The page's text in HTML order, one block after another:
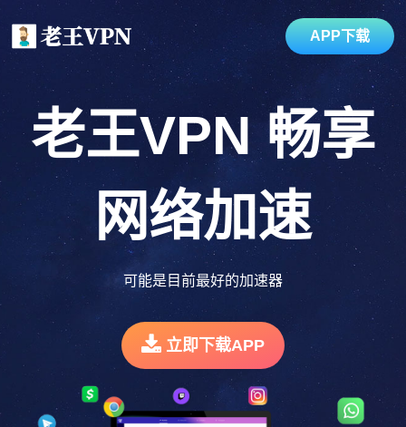
APP下载
老王VPN 畅享
网络加速
可能是目前最好的加速器
立即下载APP